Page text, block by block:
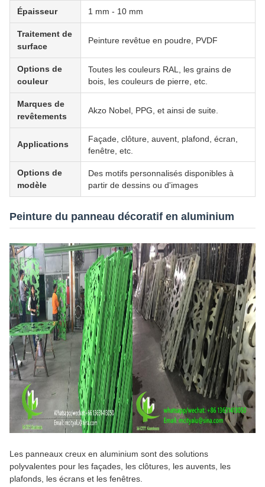
Épaisseur 1 mm - 10 mm
Traitement de
surface
Peinture revêtue en poudre, PVDF
Options de
couleur
Toutes les couleurs RAL, les grains de
bois, les couleurs de pierre, etc.
Marques de
revêtements
Akzo Nobel, PPG, et ainsi de suite.
Applications
Façade, clôture, auvent, plafond, écran,
fenêtre, etc.
Options de
modèle
Des motifs personnalisés disponibles à
partir de dessins ou d'images
Peinture du panneau décoratif en aluminium
Les panneaux creux en aluminium sont des solutions
polyvalentes pour les façades, les clôtures, les auvents, les
plafonds, les écrans et les fenêtres.